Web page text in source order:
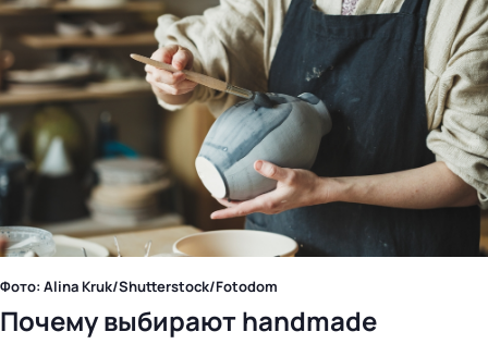
Фото: Alina Kruk/Shutterstock/Fotodom
Почему выбирают handmade